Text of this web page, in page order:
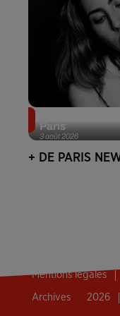
3 août 2026
Paris
+ DE PARIS
Mentions légales
Archives 2026